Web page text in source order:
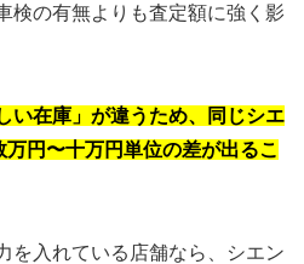
検の有無よりも査定額に強く影
い在庫」が違うため、同じシエ
円〜十万円単位の差が出るこ
を入れている店舗なら、シエン